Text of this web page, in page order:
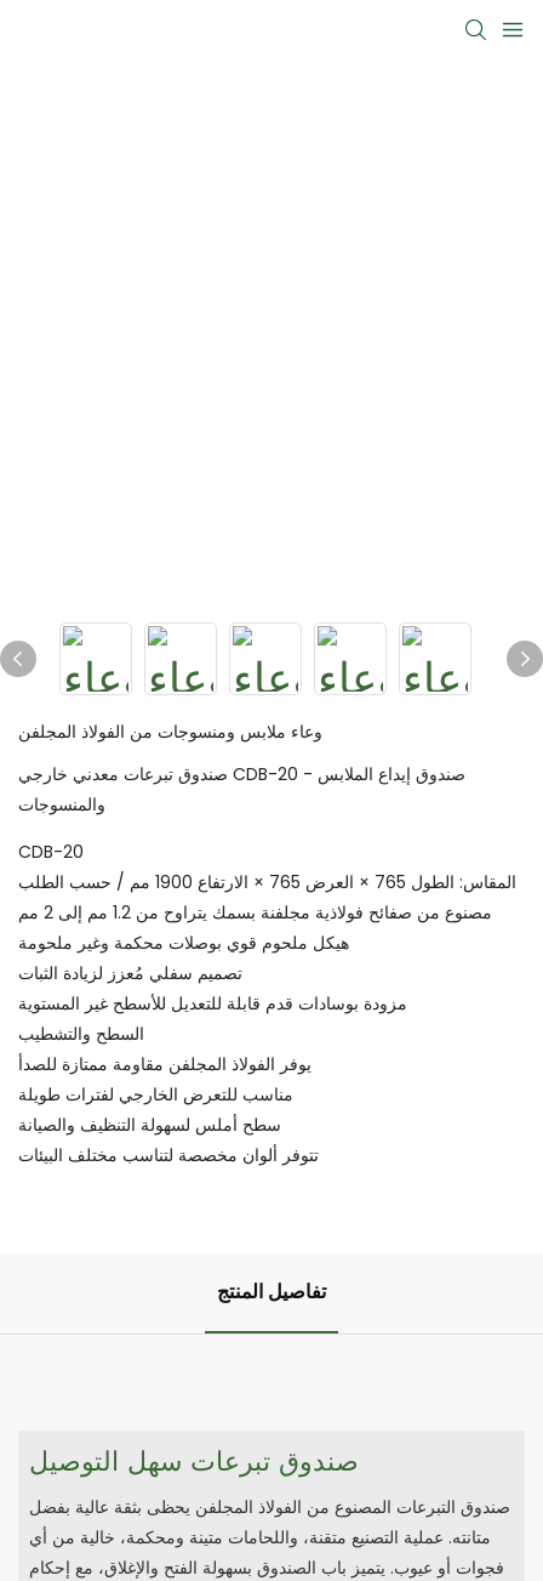
وعاء ملابس ومنسوجات من الفولاذ المجلفن
صندوق تبرعات معدني خارجي CDB-20 - صندوق إيداع الملابس
والمنسوجات
CDB-20
المقاس: الطول 765 × العرض 765 × الارتفاع 1900 مم / حسب الطلب
مصنوع من صفائح فولاذية مجلفنة بسمك يتراوح من 1.2 مم إلى 2 مم
هيكل ملحوم قوي بوصلات محكمة وغير ملحومة
تصميم سفلي مُعزز لزيادة الثبات
مزودة بوسادات قدم قابلة للتعديل للأسطح غير المستوية
السطح والتشطيب
يوفر الفولاذ المجلفن مقاومة ممتازة للصدأ
مناسب للتعرض الخارجي لفترات طويلة
سطح أملس لسهولة التنظيف والصيانة
تتوفر ألوان مخصصة لتناسب مختلف البيئات
تفاصيل المنتج
صندوق تبرعات سهل التوصيل
صندوق التبرعات المصنوع من الفولاذ المجلفن يحظى بثقة عالية بفضل
متانته. عملية التصنيع متقنة، واللحامات متينة ومحكمة، خالية من أي
فجوات أو عيوب. يتميز باب الصندوق بسهولة الفتح والإغلاق، مع إحكام